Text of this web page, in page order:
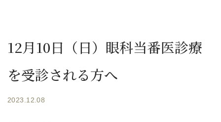
12月10日（日）眼科当番医診療
を受診される方へ
2023.12.08